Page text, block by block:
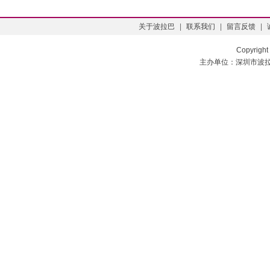
关于波拉巴 联系我们 留言反馈
主办单位：深圳市波